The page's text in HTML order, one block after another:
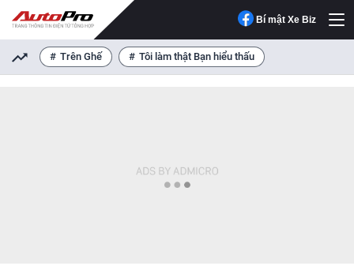
Bí mật Xe Biz
Trên Ghế Tôi làm thật Bạn hiểu thấu